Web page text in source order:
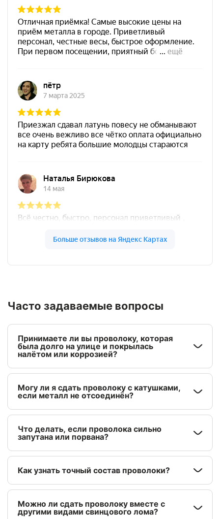
Часто задаваемые вопросы
Принимаете ли вы проволоку, которая
была долго на улице и покрылась
налётом или коррозией?
Могу ли я сдать проволоку с катушками,
если металл не отсоединён?
Что делать, если проволока сильно
запутана или порвана?
Как узнать точный состав проволоки?
Можно ли сдать проволоку вместе с
другими видами свинцового лома?